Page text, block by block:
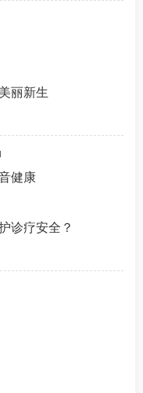
丽新生
健康
诊疗安全？